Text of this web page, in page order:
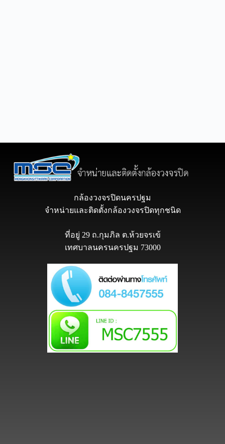
กล้องวงจรปิดนครปฐม
จำหน่ายและติดตั้งกล้องวงจรปิดทุกชนิด
ที่อยู่ 29 ถ.กุมภิล ต.ห้วยจรเข้
เทศบาลนครนครปฐม 73000